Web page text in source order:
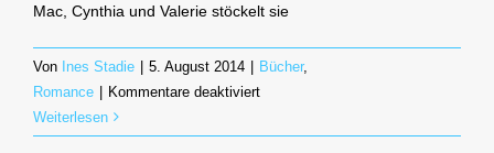
Mac, Cynthia und Valerie stöckelt sie
Von Ines Stadie | 5. August 2014 | Bücher,
Romance | Kommentare deaktiviertfür
Icing
Weiterlesen